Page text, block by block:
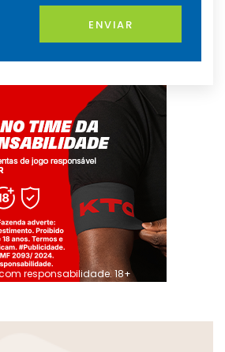
ENVIAR
responsabilidade. 18+